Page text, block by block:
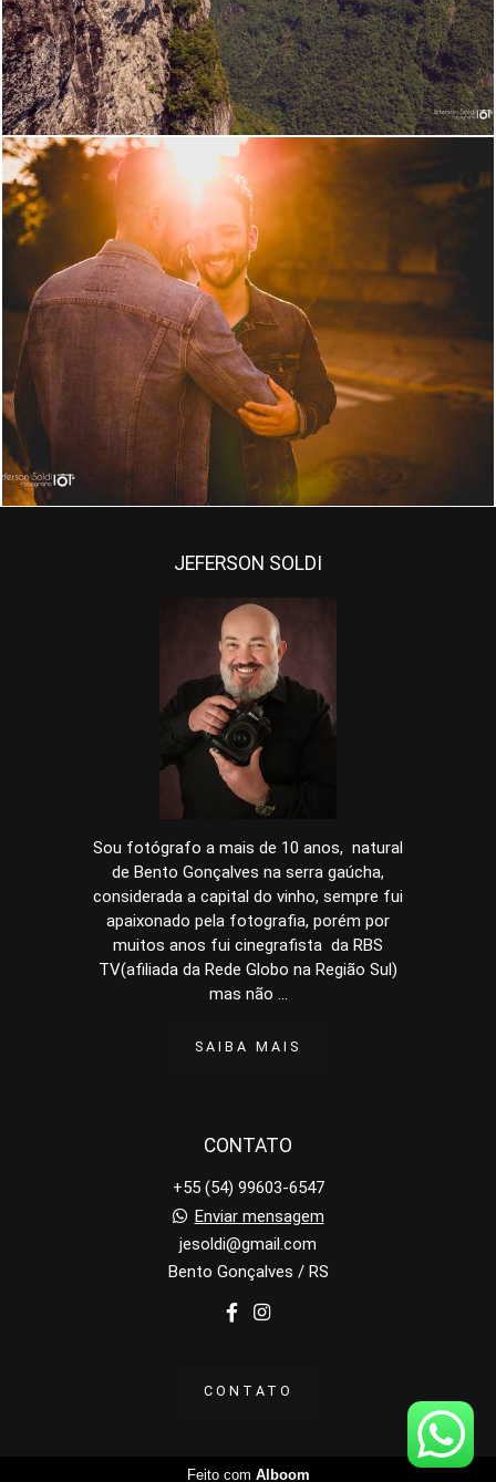
1428 43
5247
JEFERSON SOLDI
Sou fotógrafo a mais de 10 anos, natural
de Bento Gonçalves na serra gaúcha,
considerada a capital do vinho, sempre fui
apaixonado pela fotografia, porém por
muitos anos fui cinegrafista da RBS
TV(afiliada da Rede Globo na Região Sul)
mas não ...
SAIBA MAIS
CONTATO
+55 (54) 99603-6547
Enviar mensagem
jesoldi@gmail.com
Bento Gonçalves / RS
CONTATO
Feito com Alboom